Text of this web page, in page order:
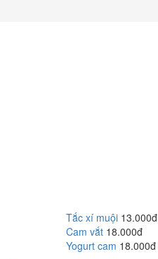
Tắc xí muội 13.000đ
Cam vắt 18.000đ
Yogurt cam 18.000đ